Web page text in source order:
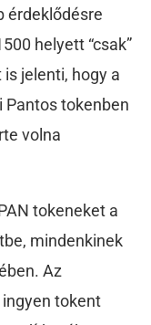
érdeklődésre
helyett “csak”
jelenti, hogy a
Pantos tokenben
volna
tokeneket a
mindenkinek
Az
tokent